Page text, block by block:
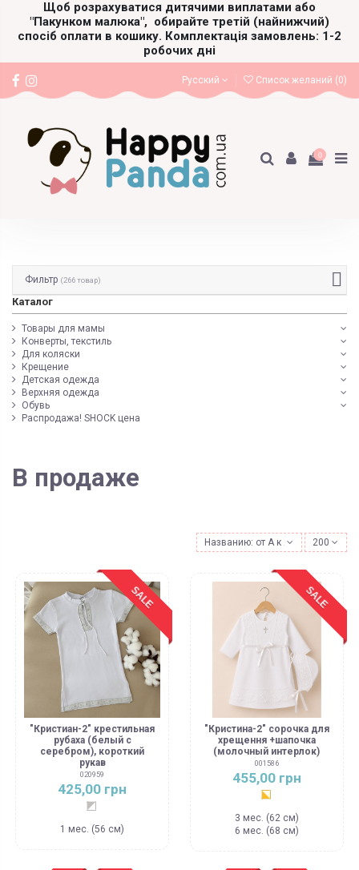
Щоб розрахуватися дитячими виплатами або
"Пакунком малюка", обирайте третій (найнижчий)
спосіб оплати в кошику. Комплектація замовлень: 1-2
робочих дні
Русский Список желаний (0)
0
В продаже
Названию: от А к Я 200
SALE
"Кристиан-2" крестильная
рубаха (белый с
серебром), короткий
рукав
020959
425,00 грн
Белый с серебром
1 мес. (56 см)
SALE
"Кристина-2" сорочка для
хрещення +шапочка
(молочный интерлок)
001586
455,00 грн
Молочный с
3 мес. (62 см)
6 мес. (68 см)
Фильтр (266 товар)
Каталог
Товары для мамы
Конверты, текстиль
Для коляски
Крещение
Детская одежда
Верхняя одежда
Обувь
Распродажа! SHOCK цена